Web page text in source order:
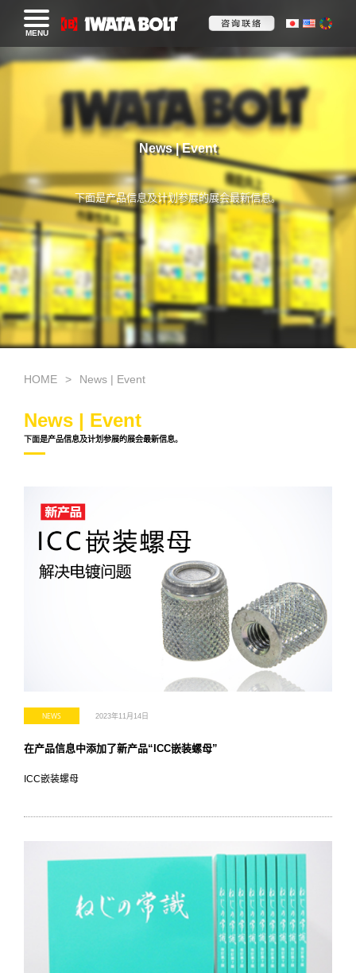
MENU
News | Event
下面是产品信息及计划参展的展会最新信息。
HOME News | Event
News | Event
下面是产品信息及计划参展的展会最新信息。
NEWS 2023年11月14日
在产品信息中添加了新产品“ICC嵌装螺母”
ICC嵌装螺母